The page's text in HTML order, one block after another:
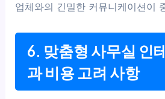
업체와의 긴밀한 커뮤니케이션이
6. 맞춤형 사무실 인
과 비용 고려 사항